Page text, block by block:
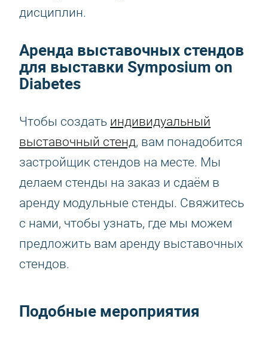
дисциплин.
Аренда выставочных стендов
для выставки Symposium on
Diabetes
Чтобы создать индивидуальный
выставочный стенд, вам понадобится
застройщик стендов на месте. Мы
делаем стенды на заказ и сдаём в
аренду модульные стенды. Свяжитесь
с нами, чтобы узнать, где мы можем
предложить вам аренду выставочных
стендов.
Подобные мероприятия